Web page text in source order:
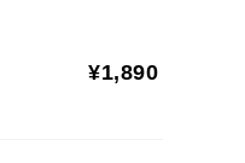
¥1,890